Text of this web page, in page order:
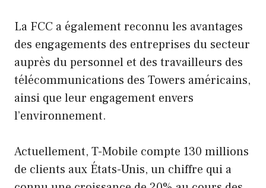
La FCC a également reconnu les avantages
des engagements des entreprises du secteur
auprès du personnel et des travailleurs des
télécommunications des Towers américains,
ainsi que leur engagement envers
l’environnement.
Actuellement, T-Mobile compte 130 millions
de clients aux États-Unis, un chiffre qui a